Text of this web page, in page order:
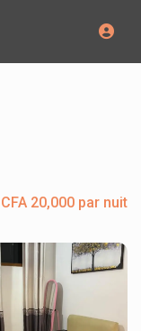
CFA 20,000 par nuit